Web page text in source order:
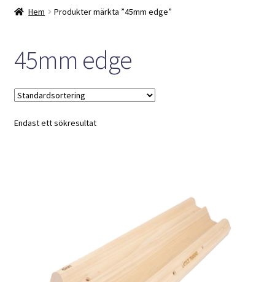
Hem Produkter märkta ”45mm edge”
45mm edge
Endast ett sökresultat